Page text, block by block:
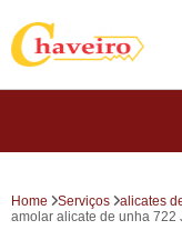
Home Serviços alicates
amolar alicate de unha 722